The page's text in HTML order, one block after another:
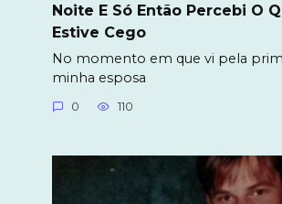
Noite E Só Então Percebi O
Estive Cego
No momento em que vi pela
minha esposa
0 110